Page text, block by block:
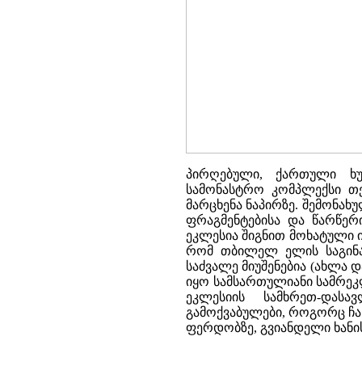
პირღებული, ქართული
სამონასტრო კომპლექსი
მარცხენა ნაპირზე.
ფრაგმენტებისა და
ეკლესია შიგნით მოხატული
რომ თბილელ ელის
საძვალე მიუშენებია
იყო სამსართულიანი
ეკლესიის სამხრეთ-
გამოქვაბულები, როგორც
ფერდობზე, გვიანდელი